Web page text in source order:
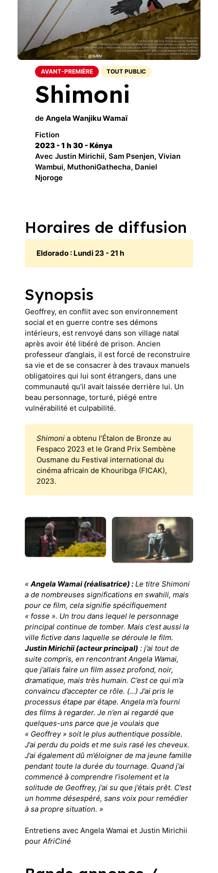
Infos pratiques
Plus sur le festival
AVANT-PREMIÈRE TOUT PUBLIC
Shimoni
de Angela Wanjiku Wamaï
Fiction
2023 - 1 h 30 - Kénya
Avec Justin Mirichii, Sam Psenjen, Vivian
Wambui, MuthoniGathecha, Daniel
Njoroge
Horaires de diffusion
Eldorado : Lundi 23 - 21 h
Synopsis
Geoffrey, en conflit avec son environnement
social et en guerre contre ses démons
intérieurs, est renvoyé dans son village natal
après avoir été libéré de prison. Ancien
professeur d’anglais, il est forcé de reconstruire
sa vie et de se consacrer à des travaux manuels
obligatoires qui lui sont étrangers, dans une
communauté qu’il avait laissée derrière lui. Un
beau personnage, torturé, piégé entre
vulnérabilité et culpabilité.
Shimoni a obtenu l’Étalon de Bronze au
Fespaco 2023 et le Grand Prix Sembène
Ousmane du Festival international du
cinéma africain de Khouribga (FICAK),
2023.
« Angela Wamai (réalisatrice) : Le titre Shimoni
a de nombreuses significations en swahili, mais
pour ce film, cela signifie spécifiquement
« fosse ». Un trou dans lequel le personnage
principal continue de tomber. Mais c’est aussi la
ville fictive dans laquelle se déroule le film.
Justin Mirichii (acteur principal) : j’ai tout de
suite compris, en rencontrant Angela Wamai,
que j’allais faire un film assez profond, noir,
dramatique, mais très humain. C’est ce qui m’a
convaincu d’accepter ce rôle. (…) J’ai pris le
processus étape par étape. Angela m’a fourni
des films à regarder. Je n’en ai regardé que
quelques-uns parce que je voulais que
« Geoffrey » soit le plus authentique possible.
J’ai perdu du poids et me suis rasé les cheveux.
J’ai également dû m’éloigner de ma jeune famille
pendant toute la durée du tournage. Quand j’ai
commencé à comprendre l’isolement et la
solitude de Geoffrey, j’ai su que j’étais prêt. C’est
un homme désespéré, sans voix pour remédier
à sa propre situation. »
Entretiens avec Angela Wamai et Justin Mirichii
pour AfriCiné